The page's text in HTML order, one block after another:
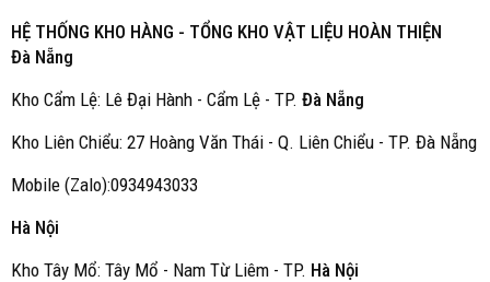
HỆ THỐNG KHO HÀNG - TỔNG KHO VẬT LIỆU HOÀN THIỆN
Đà Nẵng
Kho Cẩm Lệ: Lê Đại Hành - Cẩm Lệ - TP. Đà Nẵng
Kho Liên Chiểu: 27 Hoàng Văn Thái - Q. Liên Chiểu - TP. Đà Nẵng
Mobile (Zalo):0934943033
Hà Nội
Kho Tây Mổ: Tây Mổ - Nam Từ Liêm - TP. Hà Nội